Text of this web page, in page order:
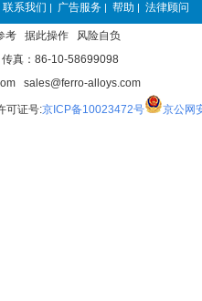
联系我们 | 广告服务 | 帮助 | 法律顾问
考 据此操作 风险自负
真：86-10-58699098
sales@ferro-alloys.com
可证号:京ICP备10023472号 京公网